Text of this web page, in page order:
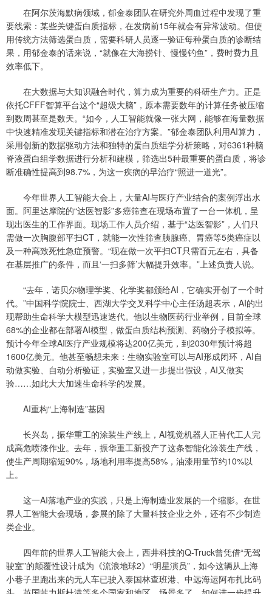
在阿尔茨海默病领域，郁金泰团队在研究外周血过程中发现了重
要线索：某些关键蛋白质指标，在发病前15年就会有异常波动。但使
用传统方法筛选蛋白质，需要科研人员逐一验证每种蛋白质的诊断结
果，用郁金泰的话来说，“就像在大海捞针、慢慢钓鱼”，费时费力且
效率低下。
在大数据与大知识融合时代，算力成为重要的科研生产力。正是
依托CFFF智算平台这个“超级大脑”，原本需要数年的计算任务被压缩
到数周甚至是数天。“如今，人工智能就像一张大网，能够在海量数据
中快速精准发现关键指标和潜在治疗方案。”郁金泰团队利用AI算力，
采用创新的数据驱动方法和独特的蛋白质组学分析策略，对6361种脑
脊液蛋白组学数据进行分析和建模，筛选出5种最重要的蛋白质，将诊
断准确性提高到98.7%，为这一疾病的早治疗“照进一道光”。
今年世界人工智能大会上，大量AI与医疗产业结合的案例浮出水
面。阿里达摩院的“达医智影”多癌筛查在现场布置了一台一体机，呈
现出医生的工作界面。现场工作人员介绍，基于“达医智影”，人们只
需做一次胸腹部平扫CT，就能一次性筛查胰腺癌、胃癌等5类癌症以
及一种高致死性急症预警。“现在做一次平扫CT只需百元左右，具备
在基层推广的条件，而且‘一扫多筛’大幅提升效率。”上述负责人说。
“去年，诺贝尔物理学奖、化学奖都颁给AI，它确实开创了一个时
代。”中国科学院院士、西湖大学交叉科学中心主任汤超表示，AI的出
现帮助生命科学大模型迅速迭代。他以生物医药行业举例，目前全球
68%的企业都在部署AI模型，做蛋白质结构预测、药物分子模拟等。
预计今年全球AI医疗产业规模将达200亿美元，到2030年预计将超
1600亿美元。他甚至畅想未来：生物实验室可以与AI形成闭环，AI自
动做实验、自动分析验证，实验室又进一步提出假设，AI又做实
验……如此大大加速生命科学的发展。
AI重构“上海制造”基因
长兴岛，振华重工的涂装生产线上，AI视觉机器人正替代工人完
成高危喷漆作业。去年，振华重工新投产了这条智能化涂装生产线，
使生产周期缩短90%，场地利用率提高58%，油漆用量节约10%以
上。
这一AI落地产业的实践，只是上海制造业发展的一个缩影。在世
界人工智能大会现场，参展的除了大量科技企业之外，还有不少制造
类企业。
四年前的世界人工智能大会上，西井科技的Q-Truck曾凭借“无驾
驶室”的颠覆性设计成为《流浪地球2》“明星演员”，如今这辆从上海
小巷子里跑出来的无人车已驶入泰国林查班港、中远海运阿布扎比码